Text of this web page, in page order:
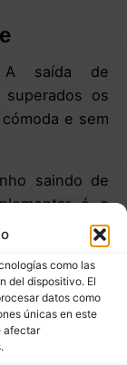
como las
del dispositivo. El
datos como
únicas en este
afectar
A saída de
os
e sem
saindo de
é o
Uma vez
caminhos que
famosa pelo
da Costa